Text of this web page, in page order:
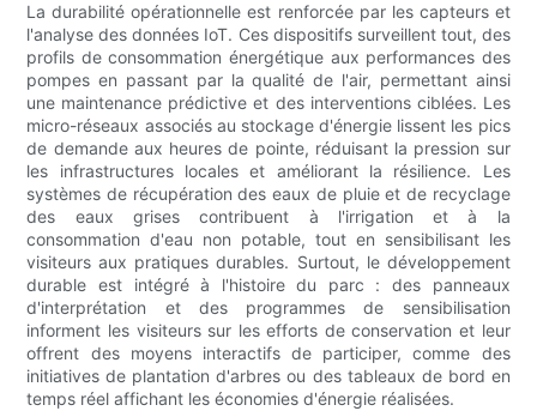
La durabilité opérationnelle est renforcée par les capteurs et
l'analyse des données IoT. Ces dispositifs surveillent tout, des
profils de consommation énergétique aux performances des
pompes en passant par la qualité de l'air, permettant ainsi
une maintenance prédictive et des interventions ciblées. Les
micro-réseaux associés au stockage d'énergie lissent les pics
de demande aux heures de pointe, réduisant la pression sur
les infrastructures locales et améliorant la résilience. Les
systèmes de récupération des eaux de pluie et de recyclage
des eaux grises contribuent à l'irrigation et à la
consommation d'eau non potable, tout en sensibilisant les
visiteurs aux pratiques durables. Surtout, le développement
durable est intégré à l'histoire du parc : des panneaux
d'interprétation et des programmes de sensibilisation
informent les visiteurs sur les efforts de conservation et leur
offrent des moyens interactifs de participer, comme des
initiatives de plantation d'arbres ou des tableaux de bord en
temps réel affichant les économies d'énergie réalisées.